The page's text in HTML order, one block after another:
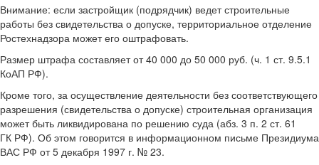
Внимание: если застройщик (подрядчик) ведет строительные
работы без свидетельства о допуске, территориальное отделение
Ростехнадзора может его оштрафовать.
Размер штрафа составляет от 40 000 до 50 000 руб. (ч. 1 ст. 9.5.1
КоАП РФ).
Кроме того, за осуществление деятельности без соответствующего
разрешения (свидетельства о допуске) строительная организация
может быть ликвидирована по решению суда (абз. 3 п. 2 ст. 61
ГК РФ). Об этом говорится в информационном письме Президиума
ВАС РФ от 5 декабря 1997 г. № 23.